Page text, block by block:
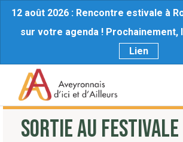
12 août 2026 : Rencontre estivale à
sur votre agenda ! Prochainement,
Lien
SORTIE AU